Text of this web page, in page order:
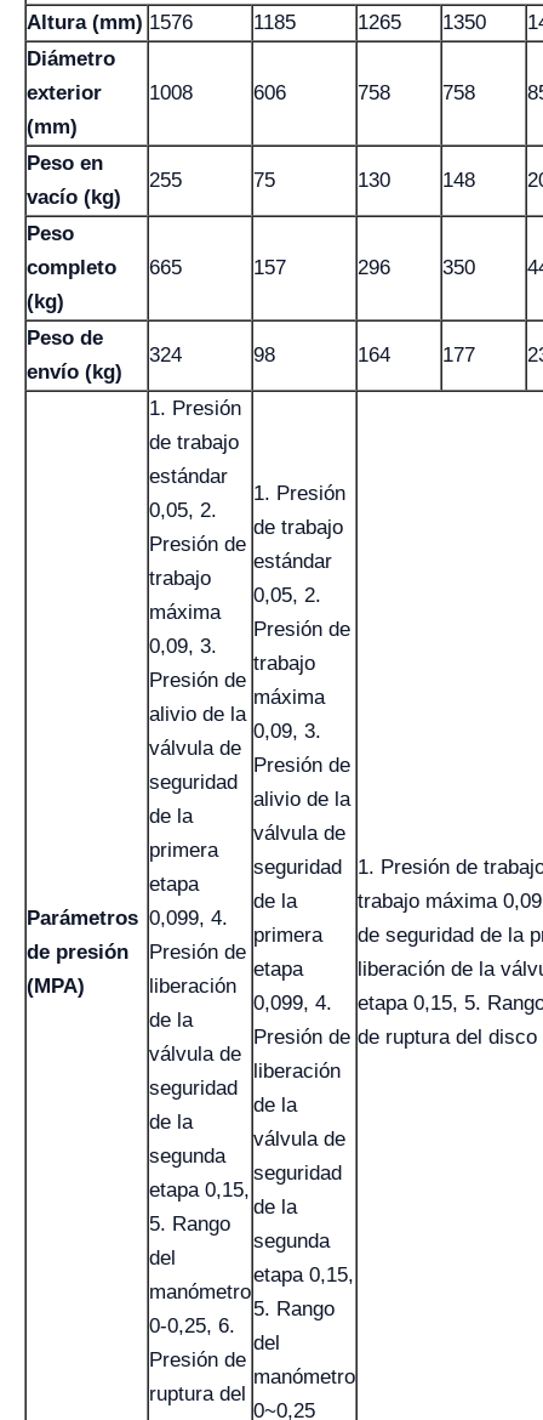
Altura (mm) 1576 1185 1265 1350
Diámetro
exterior
(mm)
1008 606 758 758
Peso en
vacío (kg)
255 75 130 148
Peso
completo
(kg)
665 157 296 350
Peso de
envío (kg)
324 98 164 177
Parámetros
de presión
(MPA)
1. Presión
de trabajo
estándar
0,05, 2.
Presión de
trabajo
máxima
0,09, 3.
Presión de
alivio de la
válvula de
seguridad
de la
primera
etapa
0,099, 4.
Presión de
liberación
de la
válvula de
seguridad
de la
segunda
etapa 0,15,
5. Rango
del
manómetro
0-0,25, 6.
Presión de
ruptura del
1. Presión
de trabajo
estándar
0,05, 2.
Presión de
trabajo
máxima
0,09, 3.
Presión de
alivio de la
válvula de
seguridad
de la
primera
etapa
0,099, 4.
Presión de
liberación
de la
válvula de
seguridad
de la
segunda
etapa 0,15,
5. Rango
del
manómetro
0~0,25
1. Presión de
trabajo máxima
de seguridad de la
liberación de la
etapa 0,15, 5.
de ruptura del